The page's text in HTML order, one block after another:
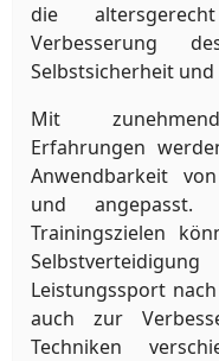
die
Verbesserung
Selbstsicherheit
Mit
Erfahrungen
Anwendbarkeit
und
Trainingszielen
Leistungssport
auch zur
Techniken